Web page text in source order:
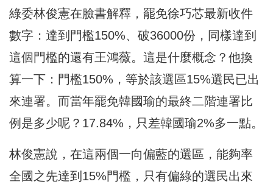
綠委林俊憲在臉書解釋，罷免徐巧芯最新收件
數字：達到門檻150%、破36000份，同樣達到
這個門檻的還有王鴻薇。這是什麼概念？他換
算一下：門檻150%，等於該選區15%選民已出
來連署。而當年罷免韓國瑜的最終二階連署比
例是多少呢？17.84%，只差韓國瑜2%多一點。
林俊憲說，在這兩個一向偏藍的選區，能夠率
全國之先達到15%門檻，只有偏綠的選民出來